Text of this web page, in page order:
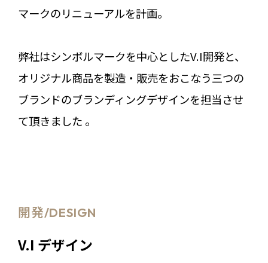
マークのリニューアルを計画。
弊社はシンボルマークを中心としたV.I開発と、
オリジナル商品を製造・販売をおこなう三つの
ブランドのブランディングデザインを担当させ
て頂きました 。
開発/DESIGN
V.I デザイン